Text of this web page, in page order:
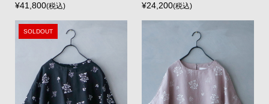
¥41,800(税込)
¥24,200(税込)
SOLDOUT